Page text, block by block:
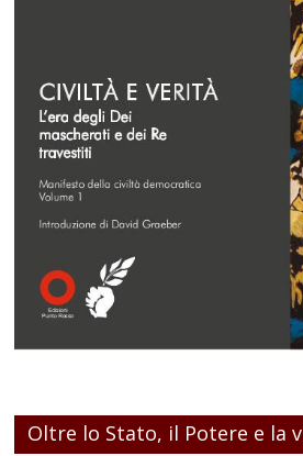
Oltre lo Stato, il Potere e la